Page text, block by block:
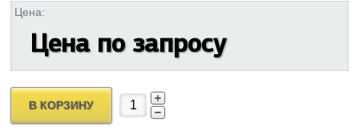
Цена:
Цена по запросу
В КОРЗИНУ